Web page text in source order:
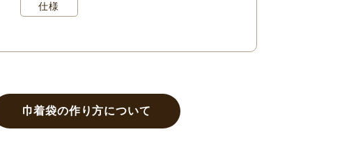
仕様
巾着袋の作り方について